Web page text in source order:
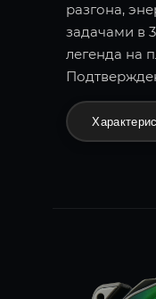
разгона,
задачами в
легенда на